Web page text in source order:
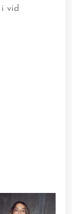
vid